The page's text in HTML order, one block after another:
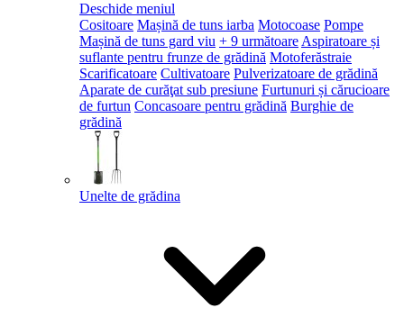
Deschide meniul
Cositoare Mașină de tuns iarba Motocoase Pompe
Mașină de tuns gard viu + 9 următoare Aspiratoare și
suflante pentru frunze de grădină Motoferăstraie
Scarificatoare Cultivatoare Pulverizatoare de grădină
Aparate de curăţat sub presiune Furtunuri și cărucioare
de furtun Concasoare pentru grădină Burghie de
grădină
Unelte de grădina